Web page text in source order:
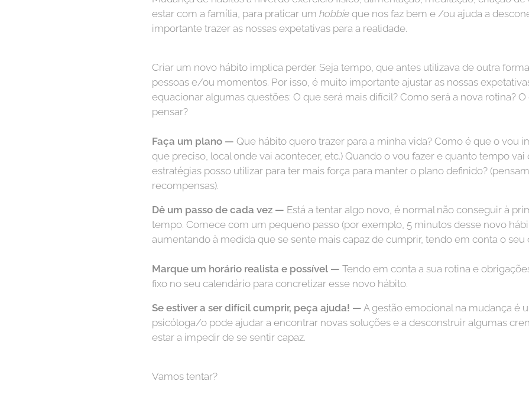
estar com a família, para praticar um hobbie que nos faz bem e /ou ajuda a
importante trazer as nossas expetativas para a realidade.
Criar um novo hábito implica perder. Seja tempo, que antes utilizava de outra
pessoas e/ou momentos. Por isso, é muito importante ajustar as nossas
equacionar algumas questões: O que será mais difícil? Como será a nova rotina?
pensar?
Faça um plano — Que hábito quero trazer para a minha vida? Como é que o vou
que preciso, local onde vai acontecer, etc.) Quando o vou fazer e quanto tempo vai
estratégias posso utilizar para ter mais força para manter o plano definido?
recompensas).
Dê um passo de cada vez — Está a tentar algo novo, é normal não conseguir à
tempo. Comece com um pequeno passo (por exemplo, 5 minutos desse novo
aumentando à medida que se sente mais capaz de cumprir, tendo em conta o seu
Marque um horário realista e possível — Tendo em conta a sua rotina e
fixo no seu calendário para concretizar esse novo hábito.
Se estiver a ser difícil cumprir, peça ajuda! — A gestão emocional na mudança é
psicóloga/o pode ajudar a encontrar novas soluções e a desconstruir algumas
estar a impedir de se sentir capaz.
Vamos tentar?